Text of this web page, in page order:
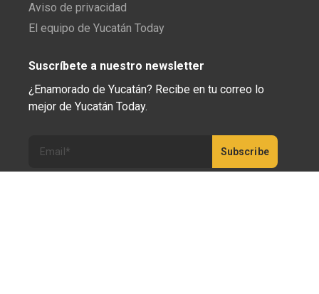
Aviso de privacidad
El equipo de Yucatán Today
Suscríbete a nuestro newsletter
¿Enamorado de Yucatán? Recibe en tu correo lo
mejor de Yucatán Today.